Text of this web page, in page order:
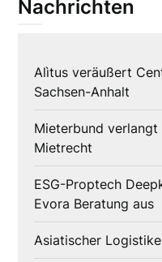
Nachrichten
Alìtus veräußert
Sachsen-Anhalt
Mieterbund
Mietrecht
ESG-Proptech
Evora Beratung aus
Asiatischer